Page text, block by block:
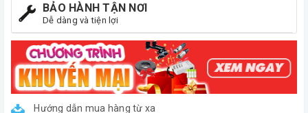
BẢO HÀNH TẬN NƠI
Dễ dàng và tiện lợi
Hướng dẫn mua hàng từ xa